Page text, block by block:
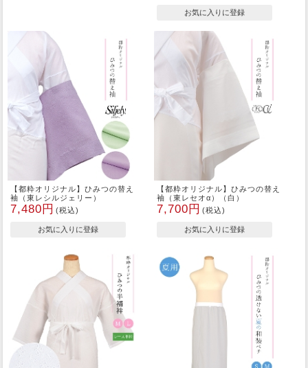
【都粋オリジナル】ひみつの替え
袖（東レシルジェリー）
7,480円 (税込)
【都粋オリジナル】ひみつの替え
袖（東レセオα）（白）
7,700円 (税込)